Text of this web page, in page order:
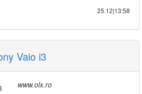
25.12|13:58
Vaio i3
www.olx.ro